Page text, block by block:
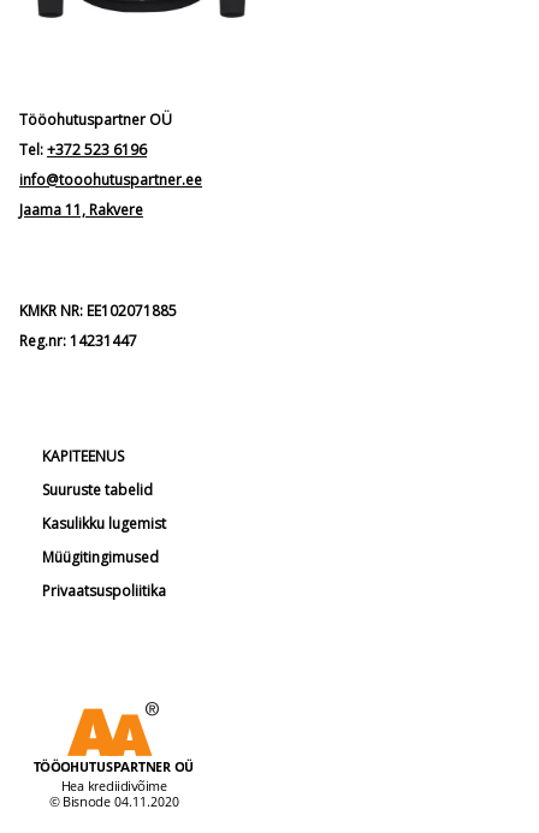
Tööohutuspartner OÜ
Tel:+372 523 6196
info@tooohutuspartner.ee
Jaama 11, Rakvere
KMKR NR: EE102071885
Reg.nr: 14231447
KAPITEENUS
Suuruste tabelid
Kasulikku lugemist
Müügitingimused
Privaatsuspoliitika